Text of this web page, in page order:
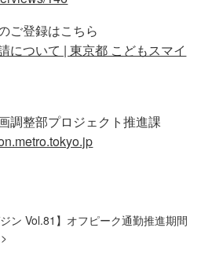
ご登録はこちら
について | 東京都 こどもスマイ
調整部プロジェクト推進課
ン Vol.81】オフピーク通勤推進期間